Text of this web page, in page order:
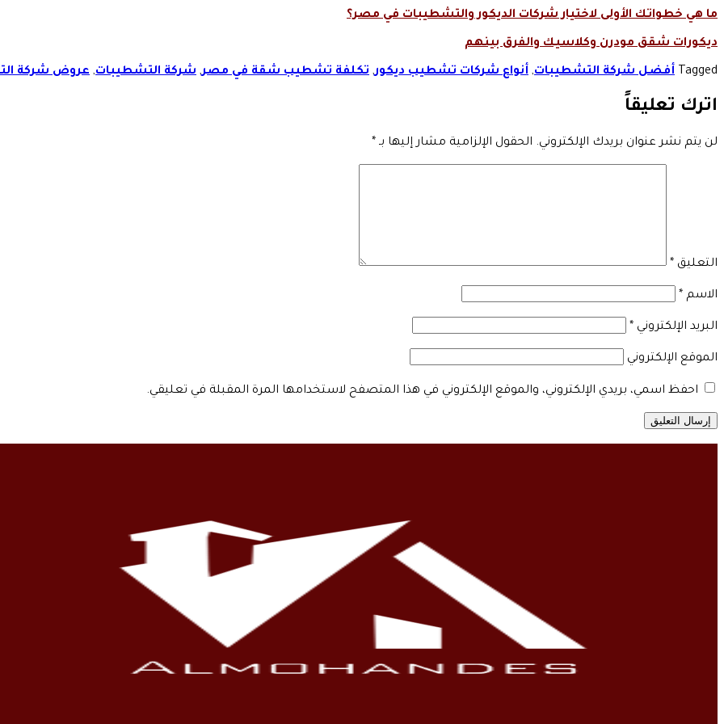
ما هي خطواتك الأولى لاختيار شركات الديكور والتشطيبات في مصر؟
ديكورات شقق مودرن وكلاسيك والفرق بينهم
Tagged أفضل شركة التشطيبات, أنواع شركات تشطيب ديكور, تكلفة تشطيب شقة في مصر, شركة التشطيبات, عروض شركة
اترك تعليقاً
لن يتم نشر عنوان بريدك الإلكتروني. الحقول الإلزامية مشار إليها بـ *
التعليق *
الاسم *
البريد الإلكتروني *
الموقع الإلكتروني
احفظ اسمي، بريدي الإلكتروني، والموقع الإلكتروني في هذا المتصفح لاستخدامها المرة المقبلة في تعليقي.